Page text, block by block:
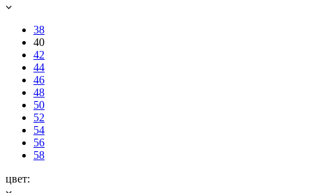
38
40
42
44
46
48
50
52
54
56
58
цвет: